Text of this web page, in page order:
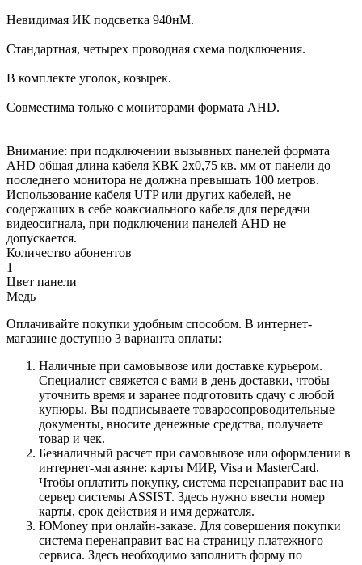
Невидимая ИК подсветка 940нМ.
Стандартная, четырех проводная схема подключения.
В комплекте уголок, козырек.
Совместима только с мониторами формата AHD.
Внимание: при подключении вызывных панелей формата
AHD общая длина кабеля КВК 2х0,75 кв. мм от панели до
последнего монитора не должна превышать 100 метров.
Использование кабеля UTP или других кабелей, не
содержащих в себе коаксиального кабеля для передачи
видеосигнала, при подключении панелей AHD не
допускается.
Количество абонентов
1
Цвет панели
Медь
Оплачивайте покупки удобным способом. В интернет-
магазине доступно 3 варианта оплаты:
Наличные при самовывозе или доставке курьером.
Специалист свяжется с вами в день доставки, чтобы
уточнить время и заранее подготовить сдачу с любой
купюры. Вы подписываете товаросопроводительные
документы, вносите денежные средства, получаете
товар и чек.
Безналичный расчет при самовывозе или оформлении в
интернет-магазине: карты МИР, Visa и MasterCard.
Чтобы оплатить покупку, система перенаправит вас на
сервер системы ASSIST. Здесь нужно ввести номер
карты, срок действия и имя держателя.
ЮMoney при онлайн-заказе. Для совершения покупки
система перенаправит вас на страницу платежного
сервиса. Здесь необходимо заполнить форму по